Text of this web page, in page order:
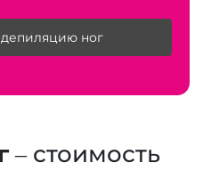
депиляцию ног
– стоимость